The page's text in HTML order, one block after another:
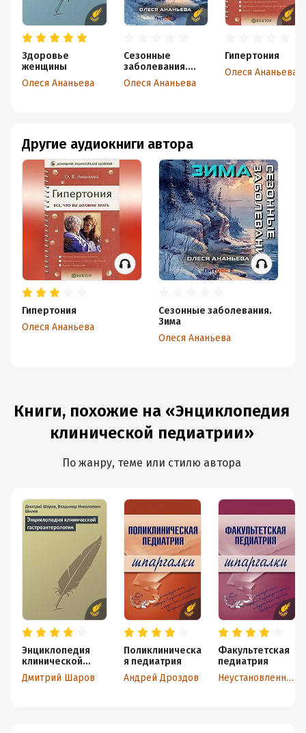
Здоровье
женщины
Олеся Ананьева
Сезонные
заболевания.
Зима
Олеся Ананьева
Гипертония
Олеся Ананьева
Другие аудиокниги автора
Гипертония
Олеся Ананьева
Сезонные заболевания.
Зима
Олеся Ананьева
Книги, похожие на «Энциклопедия
клинической педиатрии»
По жанру, теме или стилю автора
Энциклопедия
клинической
гастроэнтерологи
и
Дмитрий Шаров
Поликлиническа
я педиатрия
Андрей Дроздов
Факультетская
педиатрия
Неустановленный автор